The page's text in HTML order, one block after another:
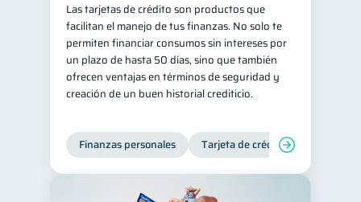
Las tarjetas de crédito son productos que
facilitan el manejo de tus finanzas. No solo te
permiten financiar consumos sin intereses por
un plazo de hasta 50 días, sino que también
ofrecen ventajas en términos de seguridad y
creación de un buen historial crediticio.
Finanzas personales Tarjeta de crédito